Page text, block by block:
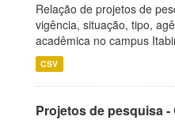
Relação de projetos de
vigência, situação, tipo,
acadêmica no campus
CSV
Projetos de pesquisa